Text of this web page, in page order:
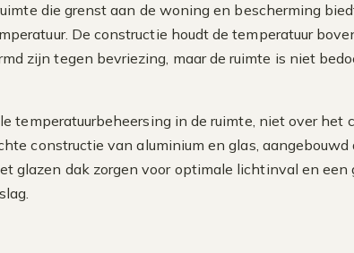
die grenst aan de woning en bescherming
De constructie houdt de temperatuur
zijn tegen bevriezing, maar de ruimte is niet
temperatuurbeheersing in de ruimte, niet over het
constructie van aluminium en glas,
glazen dak zorgen voor optimale lichtinval en een